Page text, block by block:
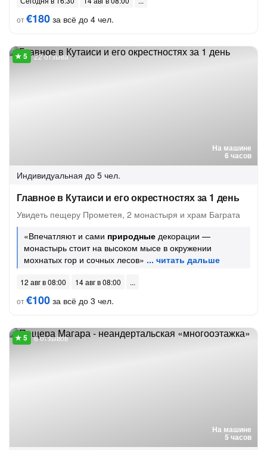
от€180 за всё до 4 чел.
На машине
6 часов
22 отзыва
Индивидуальная до 5 чел.
Главное в Кутаиси и его окрестностях за 1 день
Увидеть пещеру Прометея, 2 монастыря и храм Баграта
«Впечатляют и сами природные декорации —
монастырь стоит на высоком мысе в окружении
мохнатых гор и сочных лесов»
12 авг в 08:00
14 авг в 08:00
от€100 за всё до 3 чел.
На машине
5 часов
6 отзывов